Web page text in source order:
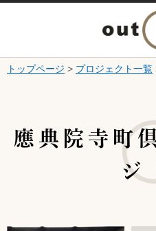
本文へ
ニ
ー
く
トップページ > プロジェクト一覧
應典院寺町
ジ